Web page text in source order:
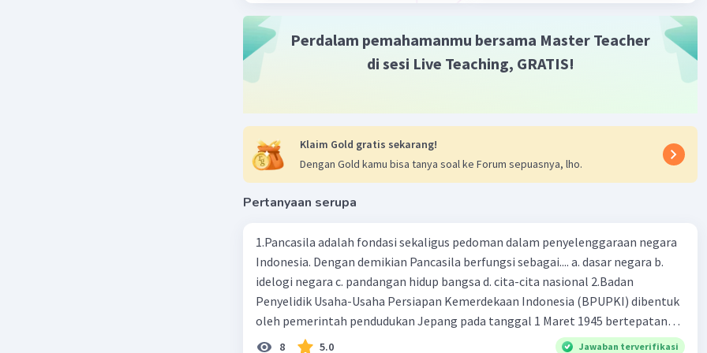
Beri Rating·0.0(0 ) Balas
Perdalam pemahamanmu bersama Master Teacher
di sesi Live Teaching, GRATIS!
Klaim Gold gratis sekarang!
Dengan Gold kamu bisa tanya soal ke Forum sepuasnya, lho.
Pertanyaan serupa
1.Pancasila adalah fondasi sekaligus pedoman dalam penyelenggaraan negara
Indonesia. Dengan demikian Pancasila berfungsi sebagai.... a. dasar negara b.
idelogi negara c. pandangan hidup bangsa d. cita-cita nasional 2.Badan
Penyelidik Usaha-Usaha Persiapan Kemerdekaan Indonesia (BPUPKI) dibentuk
oleh pemerintah pendudukan Jepang pada tanggal 1 Maret 1945 bertepatan
dengan hari ulang tahun Kaisar Hirohito. Wakil ketua BPUPKI ketika itu dijabat
8 5.0 Jawaban terverifikasi